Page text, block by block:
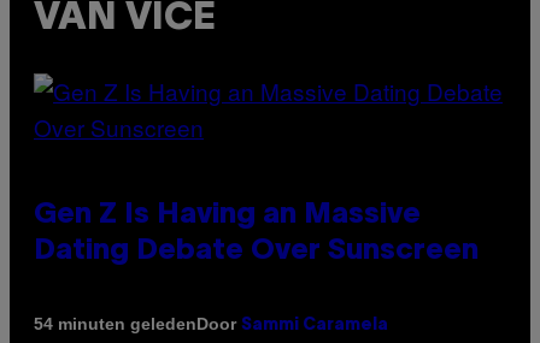
VAN VICE
Gen Z Is Having an Massive
Dating Debate Over Sunscreen
54 minuten geledenDoor Sammi Caramela